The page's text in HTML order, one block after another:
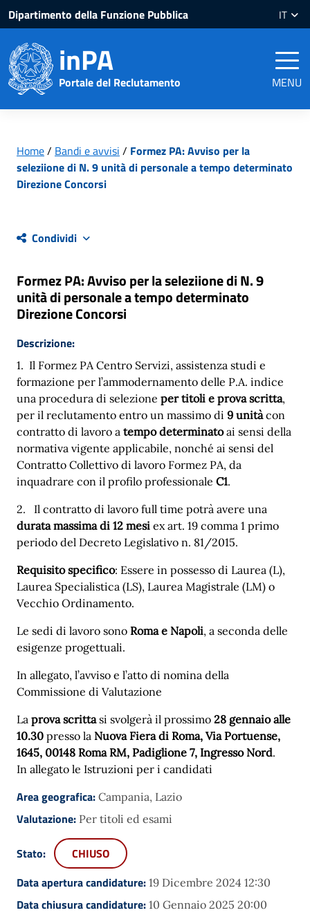
Salta
al
contenuto
Salta
al
pagina
Dipartimento della Funzione Pubblica IT
inPA
Portale del Reclutamento MENU
Home/ Bandi e avvisi / Formez PA: Avviso per la
seleziione di N. 9 unità di personale a tempo determinato
Direzione Concorsi
Condividi
Formez PA: Avviso per la seleziione di N. 9
unità di personale a tempo determinato
Direzione Concorsi
Descrizione:
1. Il Formez PA Centro Servizi, assistenza studi e
formazione per l’ammodernamento delle P.A. indice
una procedura di selezione per titoli e prova scritta,
per il reclutamento entro un massimo di 9 unitàcon
contratto di lavoro a tempo determinatoai sensi della
normativa vigente applicabile, nonché ai sensi del
Contratto Collettivo di lavoro Formez PA, da
inquadrare con il profilo professionale C1.
2. Il contratto di lavoro full time potrà avere una
durata massima di 12 mesi ex art. 19 comma 1 primo
periodo del Decreto Legislativo n. 81/2015.
Requisito specifico: Essere in possesso di Laurea (L),
Laurea Specialistica (LS), Laurea Magistrale (LM) o
Vecchio Ordinamento.
Le sedi di lavoro sono Roma e Napoli, a seconda delle
esigenze progettuali.
In allegato, l’avviso e l’atto di nomina della
Commissione di Valutazione
La prova scrittasi svolgerà il prossimo 28 gennaio alle
10.30 presso la Nuova Fiera di Roma, Via Portuense,
1645, 00148 Roma RM, Padiglione 7, Ingresso Nord.
In allegato le Istruzioni per i candidati
Area geografica: Campania, Lazio
Valutazione: Per titoli ed esami
Stato:
CHIUSO
Data apertura candidature: 19 Dicembre 2024 12:30
Data chiusura candidature: 10 Gennaio 2025 20:00